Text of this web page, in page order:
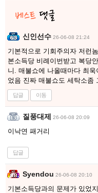
신인선수 26-06-08 21:24
기본적으로 기회주의자 저런
본소득당 비례이번받고 복당
니. 매불쇼에 나올때마다 최
었음 진짜 매불쇼도 세탁소좀
답글 이동
질풍대제 26-06-08 20:09
이낙연 패거리
답글
Syendou 26-06-08 20:10
기본소득당과의 문제가 있었